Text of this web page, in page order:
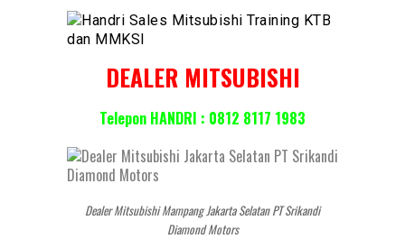
DEALER MITSUBISHI
Telepon HANDRI : 0812 8117 1983
Dealer Mitsubishi Mampang Jakarta Selatan PT Srikandi
Diamond Motors